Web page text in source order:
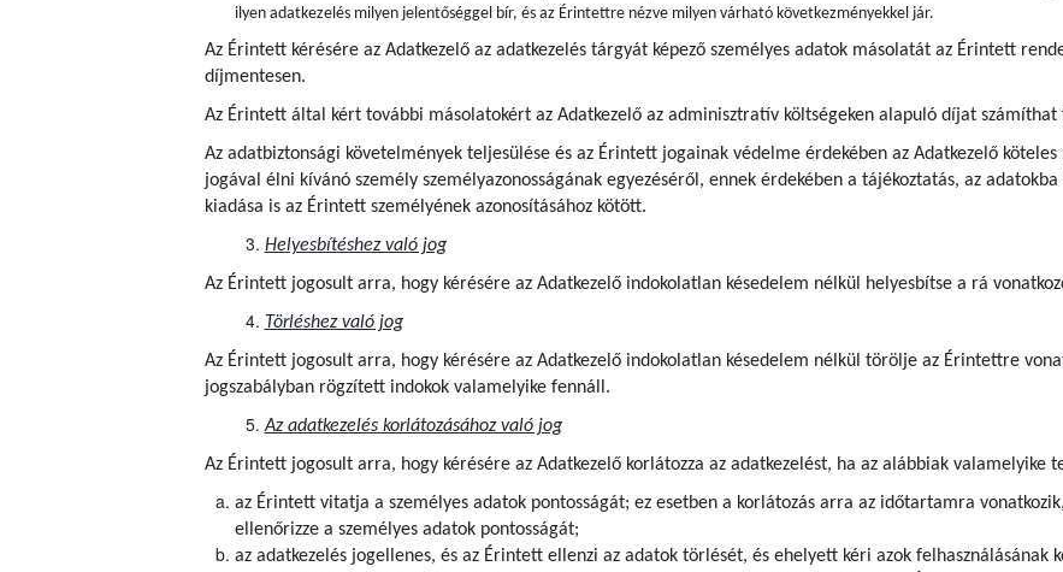
ilyen adatkezelés milyen jelentőséggel bír, és az Érintettre nézve milyen várható következményekkel jár.
Az Érintett kérésére az Adatkezelő az adatkezelés tárgyát képező személyes adatok másolatát az Érintett
díjmentesen.
Az Érintett által kért további másolatokért az Adatkezelő az adminisztratív költségeken alapuló díjat számíthat
Az adatbiztonsági követelmények teljesülése és az Érintett jogainak védelme érdekében az Adatkezelő
jogával élni kívánó személy személyazonosságának egyezéséről, ennek érdekében a tájékoztatás, az
kiadása is az Érintett személyének azonosításához kötött.
Helyesbítéshez való jog
Az Érintett jogosult arra, hogy kérésére az Adatkezelő indokolatlan késedelem nélkül helyesbítse a rá
Törléshez való jog
Az Érintett jogosult arra, hogy kérésére az Adatkezelő indokolatlan késedelem nélkül törölje az Érintettre
jogszabályban rögzített indokok valamelyike fennáll.
Az adatkezelés korlátozásához való jog
Az Érintett jogosult arra, hogy kérésére az Adatkezelő korlátozza az adatkezelést, ha az alábbiak valamelyike
az Érintett vitatja a személyes adatok pontosságát; ez esetben a korlátozás arra az időtartamra
ellenőrizze a személyes adatok pontosságát;
az adatkezelés jogellenes, és az Érintett ellenzi az adatok törlését, és ehelyett kéri azok felhasználásának